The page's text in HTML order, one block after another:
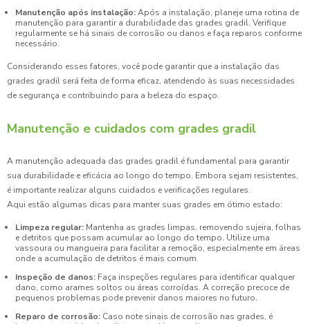
Manutenção após instalação:Após a instalação, planeje uma rotina de
manutenção para garantir a durabilidade das grades gradil. Verifique
regularmente se há sinais de corrosão ou danos e faça reparos conforme
necessário.
Considerando esses fatores, você pode garantir que a instalação das
grades gradil será feita de forma eficaz, atendendo às suas necessidades
de segurança e contribuindo para a beleza do espaço.
Manutenção e cuidados com grades gradil
A manutenção adequada das grades gradil é fundamental para garantir
sua durabilidade e eficácia ao longo do tempo. Embora sejam resistentes,
é importante realizar alguns cuidados e verificações regulares.
Aqui estão algumas dicas para manter suas grades em ótimo estado:
Limpeza regular: Mantenha as grades limpas, removendo sujeira, folhas
e detritos que possam acumular ao longo do tempo. Utilize uma
vassoura ou mangueira para facilitar a remoção, especialmente em áreas
onde a acumulação de detritos é mais comum.
Inspeção de danos: Faça inspeções regulares para identificar qualquer
dano, como arames soltos ou áreas corroídas. A correção precoce de
pequenos problemas pode prevenir danos maiores no futuro.
Reparo de corrosão: Caso note sinais de corrosão nas grades, é